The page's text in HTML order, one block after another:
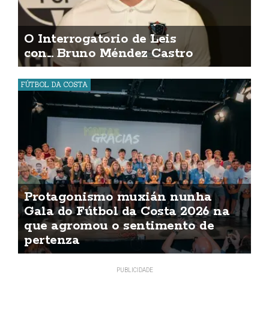
O Interrogatorio de Leis
con... Bruno Méndez Castro
FÚTBOL DA COSTA
Protagonismo muxián nunha
Gala do Fútbol da Costa 2026 na
que agromou o sentimento de
pertenza